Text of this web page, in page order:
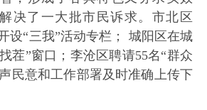
决了一大批市民诉求。市北区
设“三我”活动专栏； 城阳区在城
茬”窗口；李沧区聘请55名“群众
民意和工作部署及时准确上传下